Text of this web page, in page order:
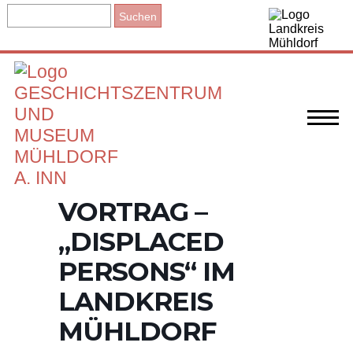
VORTRAG –
„DISPLACED
PERSONS“ IM
LANDKREIS
MÜHLDORF